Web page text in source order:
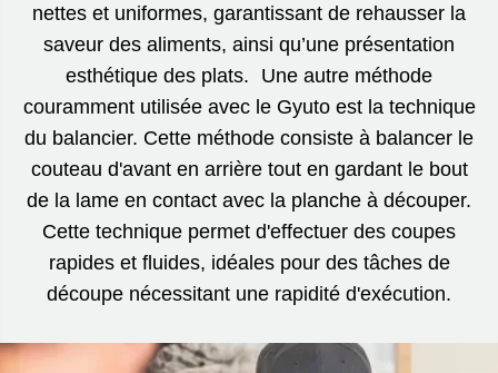
nettes et uniformes, garantissant de rehausser la
saveur des aliments, ainsi qu’une présentation
esthétique des plats. Une autre méthode
couramment utilisée avec le Gyuto est la technique
du balancier. Cette méthode consiste à balancer le
couteau d'avant en arrière tout en gardant le bout
de la lame en contact avec la planche à découper.
Cette technique permet d'effectuer des coupes
rapides et fluides, idéales pour des tâches de
découpe nécessitant une rapidité d'exécution.